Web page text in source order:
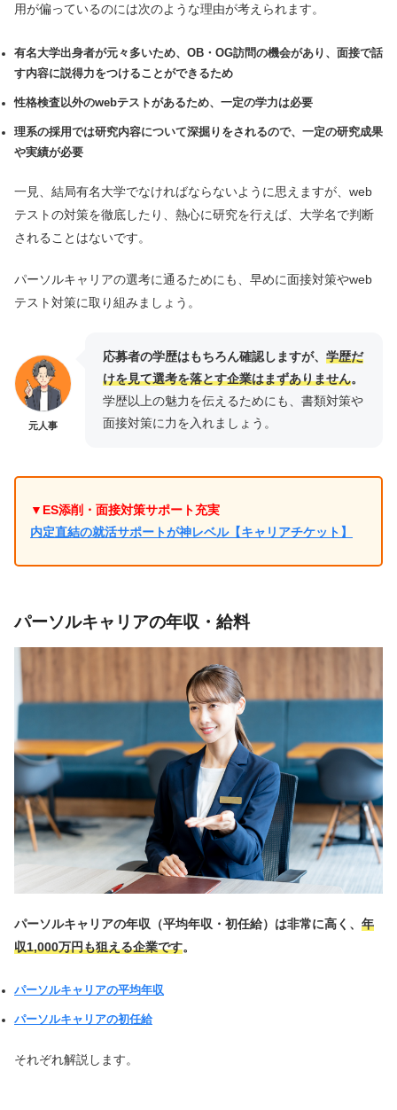
用が偏っているのには次のような理由が考えられます。
有名大学出身者が元々多いため、OB・OG訪問の機会があり、面接で話
す内容に説得力をつけることができるため
性格検査以外のwebテストがあるため、一定の学力は必要
理系の採用では研究内容について深掘りをされるので、一定の研究成果
や実績が必要
一見、結局有名大学でなければならないように思えますが、web
テストの対策を徹底したり、熱心に研究を行えば、大学名で判断
されることはないです。
パーソルキャリアの選考に通るためにも、早めに面接対策やweb
テスト対策に取り組みましょう。
元人事
応募者の学歴はもちろん確認しますが、 学歴だ
けを見て選考を落とす企業はまずありません。
学歴以上の魅力を伝えるためにも、書類対策や
面接対策に力を入れましょう。
▼ES添削・面接対策サポート充実
内定直結の就活サポートが神レベル【キャリアチケット】
パーソルキャリアの年収・給料
パーソルキャリアの年収（平均年収・初任給）は非常に高く、 年
収1,000万円も狙える企業です。
パーソルキャリアの平均年収
パーソルキャリアの初任給
それぞれ解説します。